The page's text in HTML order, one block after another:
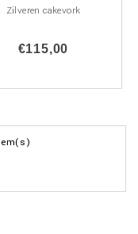
Zilveren cakevork
€115,00